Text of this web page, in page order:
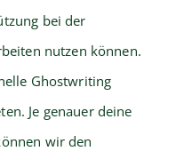
bei der
nutzen können.
Ghostwriting
Je genauer deine
wir den